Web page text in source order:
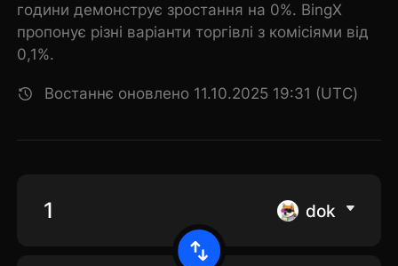
години демонструє зростання на 0%. BingX
пропонує різні варіанти торгівлі з комісіями від
0,1%.
Востаннє оновлено 11.10.2025 19:31 (UTC)
dok